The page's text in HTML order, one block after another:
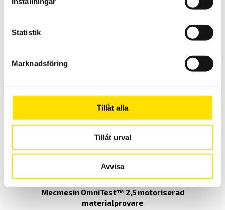
Statistik
Marknadsföring
Tillåt alla
Tillåt urval
Avvisa
Universalt gripklo från Mecmesin för dragtester
LÄS MER
Mecmesin OmniTest™ 2,5 motoriserad
materialprovare